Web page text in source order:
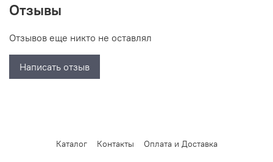
Отзывы
Отзывов еще никто не оставлял
Написать отзыв
Каталог Контакты
Оплата и Доставка